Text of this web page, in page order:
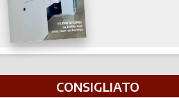
CONSIGLIATO